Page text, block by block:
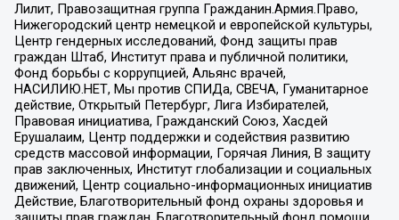
Лилит, Правозащитная группа Гражданин.Армия.Право,
Нижегородский центр немецкой и европейской культуры,
Центр гендерных исследований, Фонд защиты прав
граждан Штаб, Институт права и публичной политики,
Фонд борьбы с коррупцией, Альянс врачей,
НАСИЛИЮ.НЕТ, Мы против СПИДа, СВЕЧА, Гуманитарное
действие, Открытый Петербург, Лига Избирателей,
Правовая инициатива, Гражданский Союз, Хасдей
Ерушалаим, Центр поддержки и содействия развитию
средств массовой информации, Горячая Линия, В защиту
прав заключенных, Институт глобализации и социальных
движений, Центр социально-информационных инициатив
Действие, Благотворительный фонд охраны здоровья и